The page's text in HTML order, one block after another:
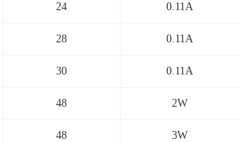
24 0.11A
28 0.11A
30 0.11A
48 2W
48 3W